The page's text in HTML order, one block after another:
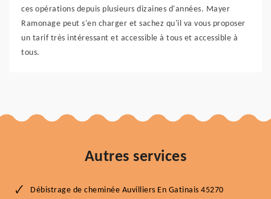
ces opérations depuis plusieurs dizaines d'années. Mayer
Ramonage peut s'en charger et sachez qu'il va vous proposer
un tarif très intéressant et accessible à tous et accessible à
tous.
Autres services
Débistrage de cheminée Auvilliers En Gatinais 45270